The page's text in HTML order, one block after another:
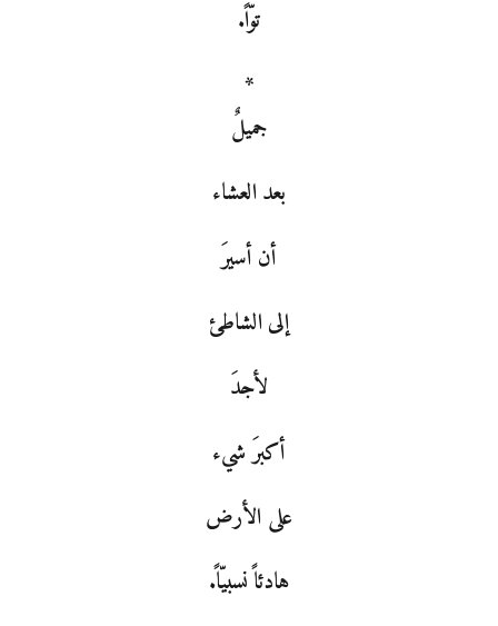
توّاً.
*
جميلٌ
بعد العشاء
أن أسيرَ
إلى الشاطئ
لأجدَ
أكبرَ شيء
على الأرض
هادئاً نسبيّاً.